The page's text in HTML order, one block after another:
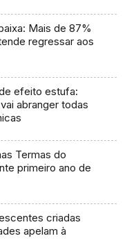
Mais de 87%
regressar aos
efeito estufa:
abranger todas
Termas do
primeiro ano de
criadas
apelam à